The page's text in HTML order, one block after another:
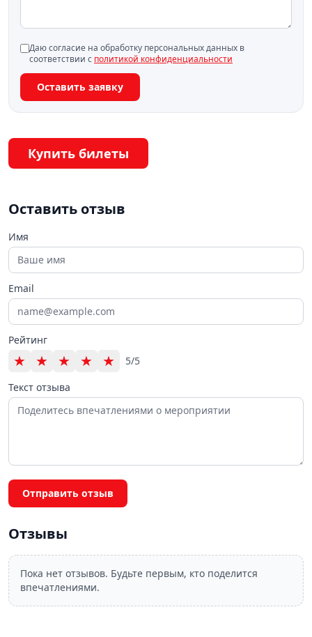
Даю согласие на обработку персональных данных в
соответствии с политикой конфиденциальности
Оставить заявку
Купить билеты
Оставить отзыв
Имя
Email
Рейтинг
★ ★ ★ ★ ★
5/5
Текст отзыва
Отправить отзыв
Отзывы
Пока нет отзывов. Будьте первым, кто поделится
впечатлениями.